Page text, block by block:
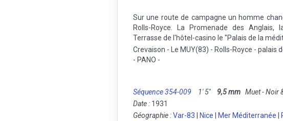
Sur une route de campagne un homme
Rolls-Royce. La Promenade des Anglais,
Terrasse de l'hôtel-casino le "Palais de la
Crevaison - Le MUY(83) - Rolls-Royce - palais
- PANO -
Séquence 354-009 1' 5'' 9,5 mm Muet - Noir
Date : 1931
Géographie :Var-83 Nice Mer Méditerranée